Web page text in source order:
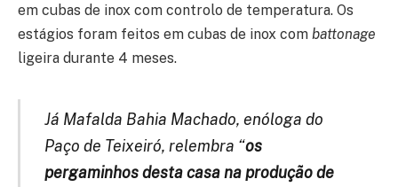
em cubas de inox com controlo de temperatura. Os
estágios foram feitos em cubas de inox com battonage
ligeira durante 4 meses.
Já Mafalda Bahia Machado, enóloga do
Paço de Teixeiró, relembra “os
pergaminhos desta casa na produção de